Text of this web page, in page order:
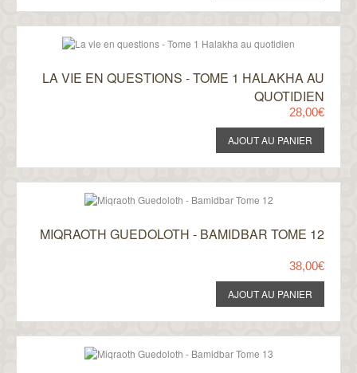
LA VIE EN QUESTIONS - TOME 1 HALAKHA AU
QUOTIDIEN
28,00€
MIQRAOTH GUEDOLOTH - BAMIDBAR TOME 12
38,00€